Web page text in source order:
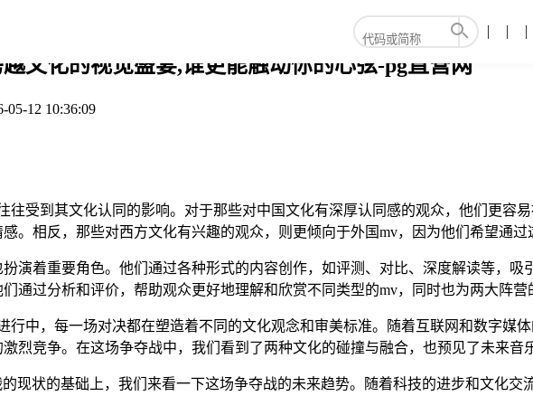
文化的视觉盛宴,谁更能触动你的心弦-pg直营网
05-12 10:36:09
往受到其文化认同的影响。对于那些对中国文化有深厚认同感的观众，他们更容
。相反，那些对西方文化有兴趣的观众，则更倾向于外国mv，因为他们希望通过
演着重要角色。他们通过各种形式的内容创作，如评测、对比、深度解读等，
通过分析和评价，帮助观众更好地理解和欣赏不同类型的mv，同时也为两大阵营
行中，每一场对决都在塑造着不同的文化观念和审美标准。随着互联网和数字媒
烈竞争。在这场争夺战中，我们看到了两种文化的碰撞与融合，也预见了未来音
现状的基础上，我们来看一下这场争夺战的未来趋势。随着科技的进步和文化